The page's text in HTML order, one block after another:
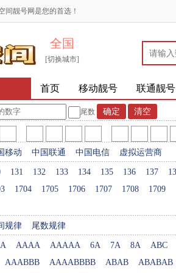
间靓号网是您的首选！
全国
[切换城市]
首页 移动靓号 联通靓号
尾数
移动 中国联通 中国电信 虚拟运营商
131 132 133 134 135 136 137
1704 1705 1706 1707 1708 1709
规律 尾数规律
AAAA AAAAA 6A 7A 8A
ABC
AAABBB AAAABBBB ABAB
ABABAB